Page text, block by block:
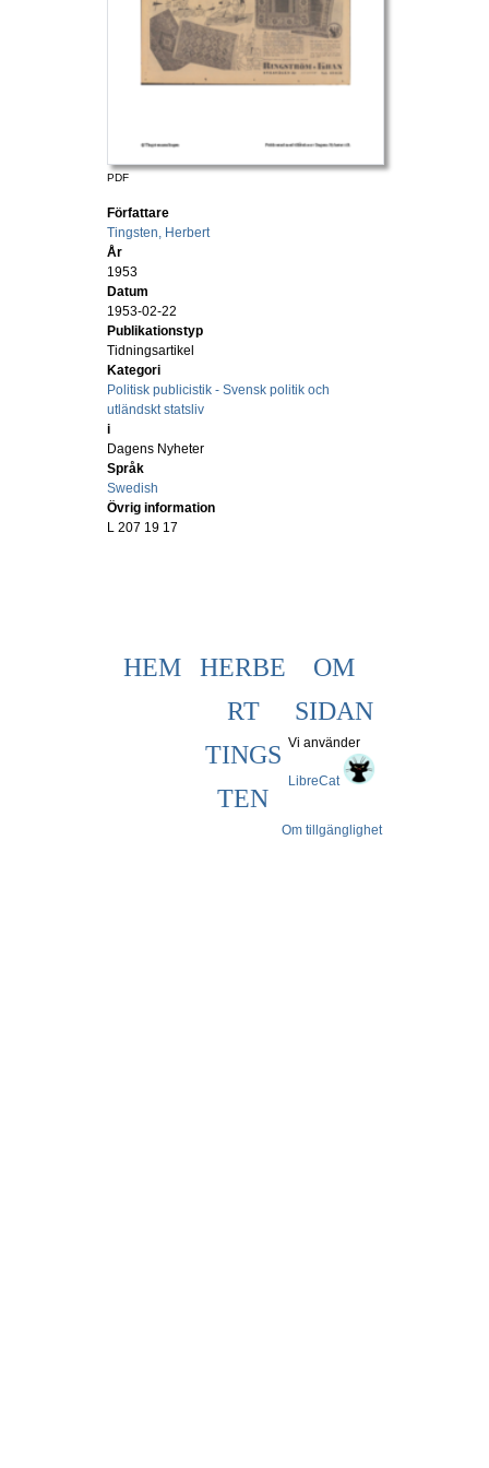
PDF
Författare
Tingsten, Herbert
År
1953
Datum
1953-02-22
Publikationstyp
Tidningsartikel
Kategori
Politisk publicistik - Svensk politik och
utländskt statsliv
i
Dagens Nyheter
Språk
Swedish
Övrig information
L 207 19 17
HEM
HERBE
RT
TINGS
TEN
OM
SIDAN
Om tillgänglighet
Vi använder
LibreCat